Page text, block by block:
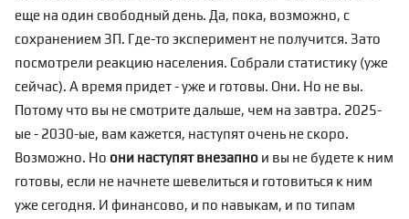
еще на один свободный день. Да, пока, возможно, с
сохранением ЗП. Где-то эксперимент не получится. Зато
посмотрели реакцию населения. Собрали статистику (уже
сейчас). А время придет - уже и готовы. Они. Но не вы.
Потому что вы не смотрите дальше, чем на завтра. 2025-
ые - 2030-ые, вам кажется, наступят очень не скоро.
Возможно. Но они наступят внезапно и вы не будете к ним
готовы, если не начнете шевелиться и готовиться к ним
уже сегодня. И финансово, и по навыкам, и по типам